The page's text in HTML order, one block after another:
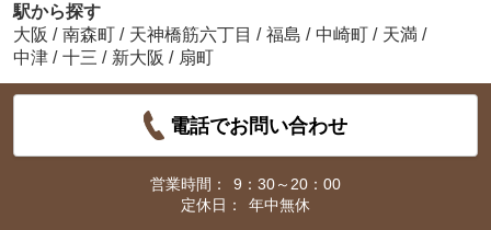
駅から探す
大阪 / 南森町 / 天神橋筋六丁目 / 福島 / 中崎町 / 天満 /
中津 / 十三 / 新大阪 / 扇町
電話でお問い合わせ
営業時間：
9：30～20：00
定休日：
年中無休